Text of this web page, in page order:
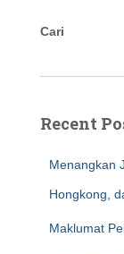
Cari
Recent
Menangkan
Hongkong,
Maklumat